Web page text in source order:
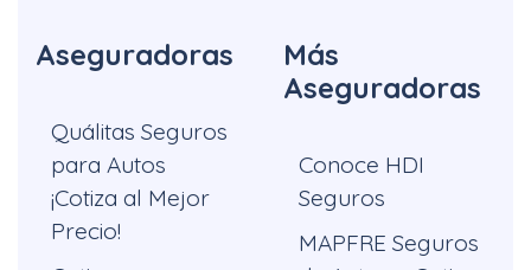
Aseguradoras
Quálitas Seguros
para Autos
¡Cotiza al Mejor
Precio!
Más
Aseguradoras
Conoce HDI
Seguros
MAPFRE Seguros